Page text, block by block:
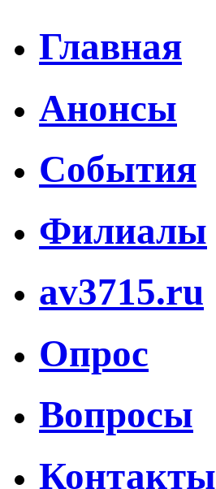
Главная
Анонсы
События
Филиалы
av3715.ru
Опрос
Вопросы
Контакты